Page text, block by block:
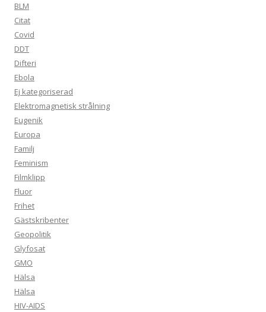
BLM
Citat
Covid
DDT
Difteri
Ebola
Ej kategoriserad
Elektromagnetisk strålning
Eugenik
Europa
Familj
Feminism
Filmklipp
Fluor
Frihet
Gästskribenter
Geopolitik
Glyfosat
GMO
Hälsa
Hälsa
HIV-AIDS